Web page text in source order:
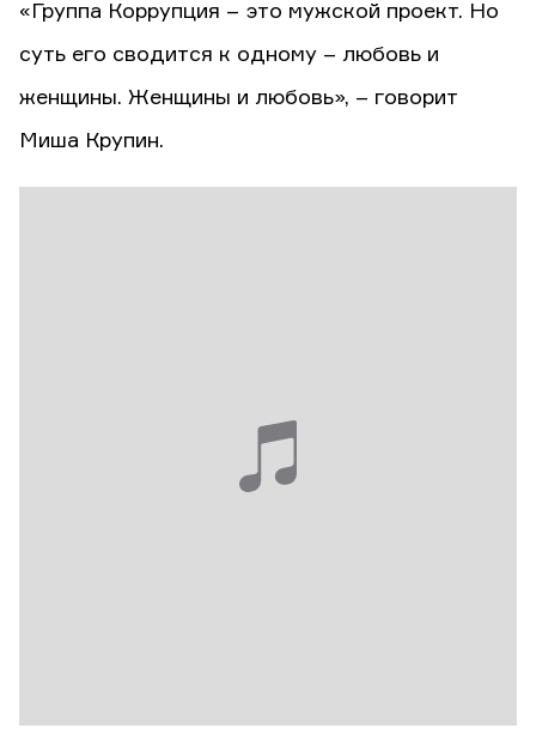
«Группа Коррупция – это мужской проект. Но
суть его сводится к одному – любовь и
женщины. Женщины и любовь», – говорит
Миша Крупин.